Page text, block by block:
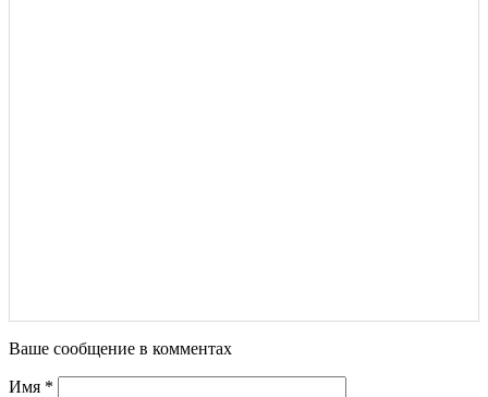
Ваше сообщение в комментах
Имя *